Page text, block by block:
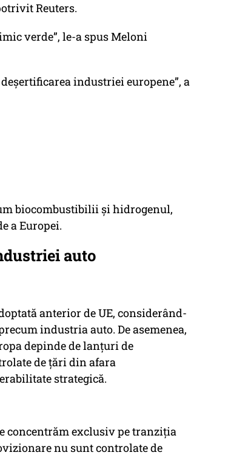
Reuters.
verde”, le-a spus Meloni
industriei europene”, a
biocombustibilii și hidrogenul,
a Europei.
auto
anterior de UE, considerând-
industria auto. De asemenea,
depinde de lanțuri de
de țări din afara
strategică.
concentrăm exclusiv pe tranziția
nu sunt controlate de